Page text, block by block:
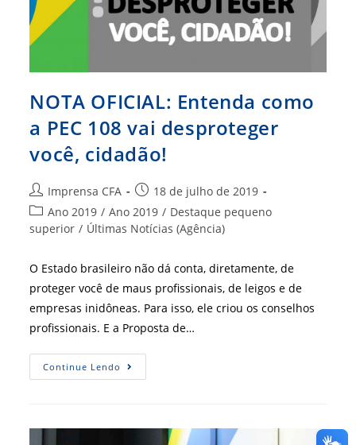
NOTA OFICIAL: Entenda como
a PEC 108 vai desproteger
você, cidadão!
Autor
do
post:
Imprensa CFA
Post
publicado:
18 de julho de 2019
Categoria
do
Ano 2019 / Ano 2019 / Destaque pequeno
superior / Últimas Notícias (Agência)
O Estado brasileiro não dá conta, diretamente, de
proteger você de maus profissionais, de leigos e de
empresas inidôneas. Para isso, ele criou os conselhos
profissionais. E a Proposta de…
Continue Lendo NOTA
OFICIAL:
108